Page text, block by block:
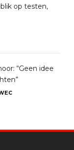
op testen,
“Geen idee